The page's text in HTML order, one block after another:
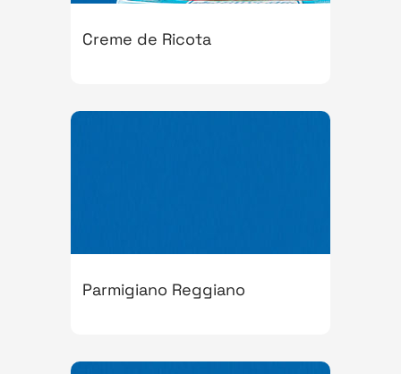
Creme de Ricota
Parmigiano Reggiano